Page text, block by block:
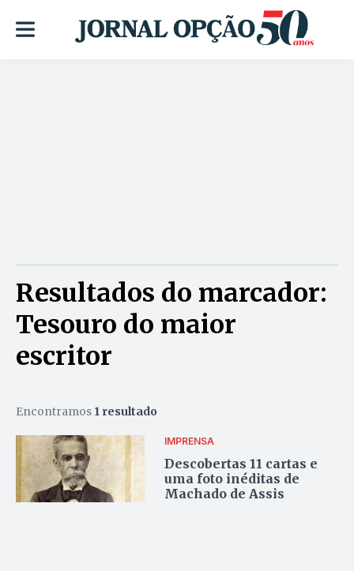
Resultados do marcador:
Tesouro do maior
escritor
Encontramos 1 resultado
IMPRENSA
Descobertas 11 cartas e
uma foto inéditas de
Machado de Assis